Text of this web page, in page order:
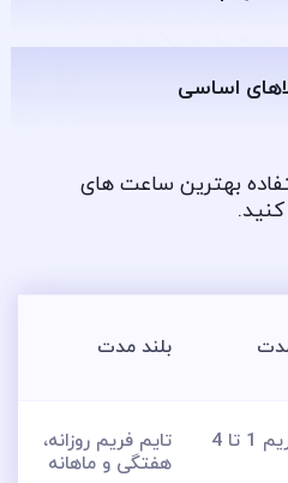
اساسی
بهترین ساعت های
بلند مدت
تایم فریم 1 تا 4
تایم فریم روزانه،
هفتگی و ماهانه